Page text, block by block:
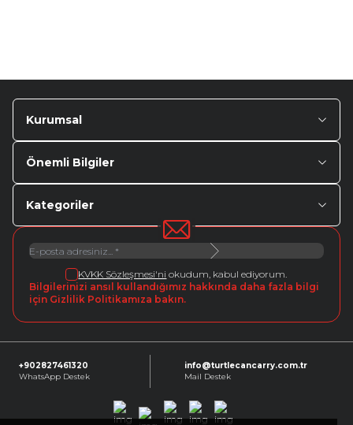
Kurumsal
Önemli Bilgiler
Kategoriler
KVKK Sözleşmesi'ni okudum, kabul ediyorum.
Bilgilerinizi ansıl kullandığımız hakkında daha fazla bilgi
için Gizlilik Politikamıza bakın.
+902827461320
WhatsApp Destek
info@turtlecancarry.com.tr
Mail Destek